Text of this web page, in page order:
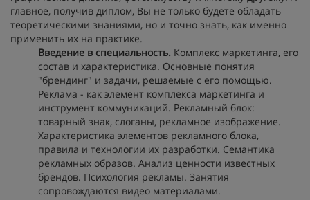
главное, получив диплом, Вы не только будете обладать
теоретическими знаниями, но и точно знать, как именно
применить их на практике.
Введение в специальность. Комплекс маркетинга, его
состав и характеристика. Основные понятия
"брендинг" и задачи, решаемые с его помощью.
Реклама - как элемент комплекса маркетинга и
инструмент коммуникаций. Рекламный блок:
товарный знак, слоганы, рекламное изображение.
Характеристика элементов рекламного блока,
правила и технологии их разработки. Семантика
рекламных образов. Анализ ценности известных
брендов. Психология рекламы. Занятия
сопровождаются видео материалами.